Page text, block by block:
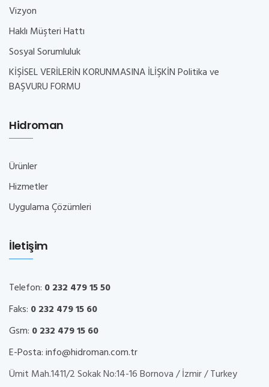
Vizyon
Haklı Müşteri Hattı
Sosyal Sorumluluk
KİŞİSEL VERİLERİN KORUNMASINA İLİŞKİN Politika ve
BAŞVURU FORMU
Hidroman
Ürünler
Hizmetler
Uygulama Çözümleri
İletişim
Telefon: 0 232 479 15 50
Faks: 0 232 479 15 60
Gsm: 0 232 479 15 60
E-Posta:info@hidroman.com.tr
Ümit Mah.1411/2 Sokak No:14-16 Bornova / İzmir / Turkey